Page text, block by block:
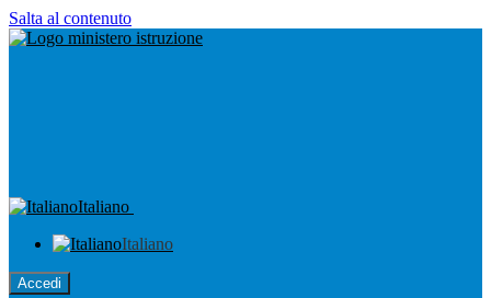
Salta al contenuto
Italiano
Italiano
Accedi